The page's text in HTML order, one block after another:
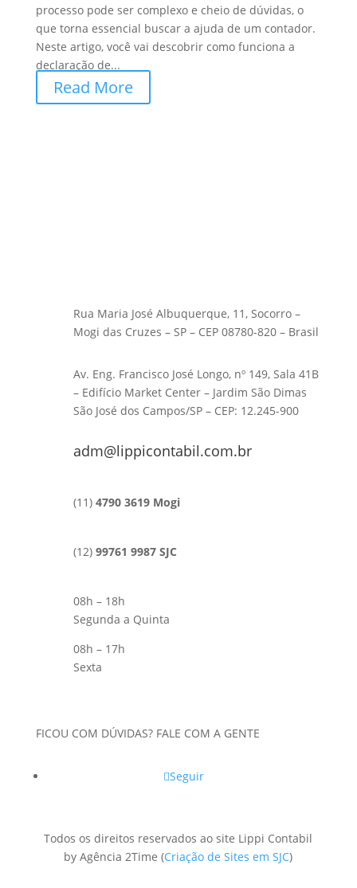
processo pode ser complexo e cheio de dúvidas, o
que torna essencial buscar a ajuda de um contador.
Neste artigo, você vai descobrir como funciona a
declaração de...
Read More
Rua Maria José Albuquerque, 11, Socorro –
Mogi das Cruzes – SP – CEP 08780-820 – Brasil
Av. Eng. Francisco José Longo, nº 149, Sala 41B
– Edifício Market Center – Jardim São Dimas
São José dos Campos/SP – CEP: 12.245-900
adm@lippicontabil.com.br
(11) 4790 3619 Mogi
(12) 99761 9987 SJC
08h – 18h
Segunda a Quinta
08h – 17h
Sexta
FICOU COM DÚVIDAS? FALE COM A GENTE
Seguir
Todos os direitos reservados ao site Lippi Contabil
by Agência 2Time(Criação de Sites em SJC)